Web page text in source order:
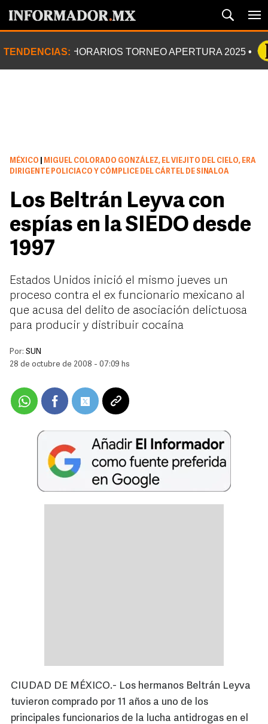
TENDENCIAS: HORARIOS TORNEO APERTURA 2025
MÉXICO
MIGUEL COLORADO GONZÁLEZ, EL VIEJITO DEL CIELO, ERA
DIRIGENTE POLICIACO Y CÓMPLICE DEL CÁRTEL DE SINALOA
Los Beltrán Leyva con
espías en la SIEDO desde
1997
Estados Unidos inició el mismo jueves un
proceso contra el ex funcionario mexicano al
que acusa del delito de asociación delictuosa
para producir y distribuir cocaína
Por: SUN
28 de octubre de 2008 - 07:09 hs
CIUDAD DE MÉXICO.- Los hermanos Beltrán Leyva
tuvieron comprado por 11 años a uno de los
principales funcionarios de la lucha antidrogas en el